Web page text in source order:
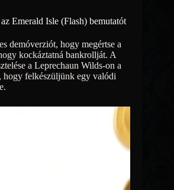
Emerald Isle (Flash) bemutatót
demóverziót, hogy megértse a
kockáztatná bankrollját. A
a Leprechaun Wilds-on a
hogy felkészüljünk egy valódi